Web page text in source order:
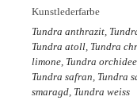
Kunstlederfarbe
Tundra anthrazit,
Tundra atoll, Tundra
limone, Tundra
Tundra safran, Tundra
smaragd, Tundra weiss